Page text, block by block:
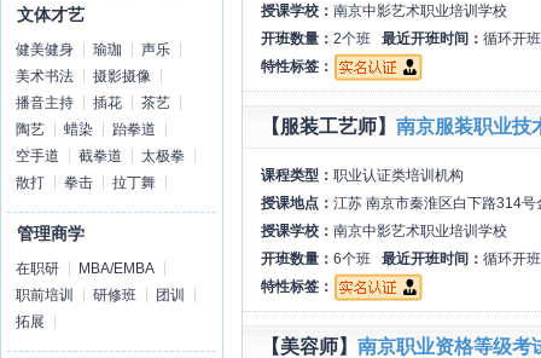
文体才艺
健美健身 瑜珈
声乐
美术书法
摄影摄像
播音主持
插花
茶艺
陶艺
蜡染
跆拳道
空手道
截拳道
太极拳
散打
拳击 拉丁舞
管理商学
在职研
MBA/EMBA
职前培训
研修班
团训
拓展
授课学校： 南京中影艺术职业培训学校
开班数量： 2个班 最近开班时间： 循环开班
特性标签：
【服装工艺师】 南京服装职业技
课程类型： 职业认证类培训机构
授课地点： 江苏 南京市秦淮区白下路314
授课学校： 南京中影艺术职业培训学校
开班数量： 6个班 最近开班时间： 循环开班
特性标签：
【美容师】 南京职业资格等级考